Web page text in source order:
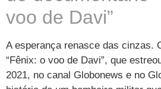
voo de Davi”
A esperança renasce das cinzas.
“Fênix: o voo de Davi”, que
2021, no canal Globonews e no